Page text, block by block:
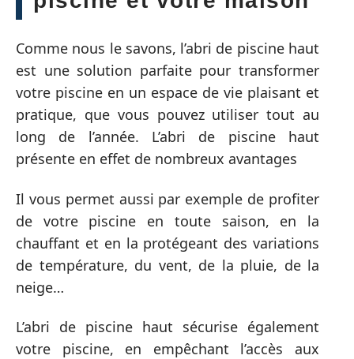
Comme nous le savons, l’abri de piscine haut
est une solution parfaite pour transformer
votre piscine en un espace de vie plaisant et
pratique, que vous pouvez utiliser tout au
long de l’année. L’abri de piscine haut
présente en effet de nombreux avantages
Il vous permet aussi par exemple de profiter
de votre piscine en toute saison, en la
chauffant et en la protégeant des variations
de température, du vent, de la pluie, de la
neige…
L’abri de piscine haut sécurise également
votre piscine, en empêchant l’accès aux